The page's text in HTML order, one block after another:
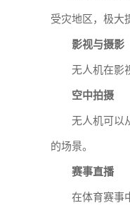
受灾地区，极大
影视与摄影
无人机在影
空中拍摄
无人机可以
的场景。
赛事直播
在体育赛事